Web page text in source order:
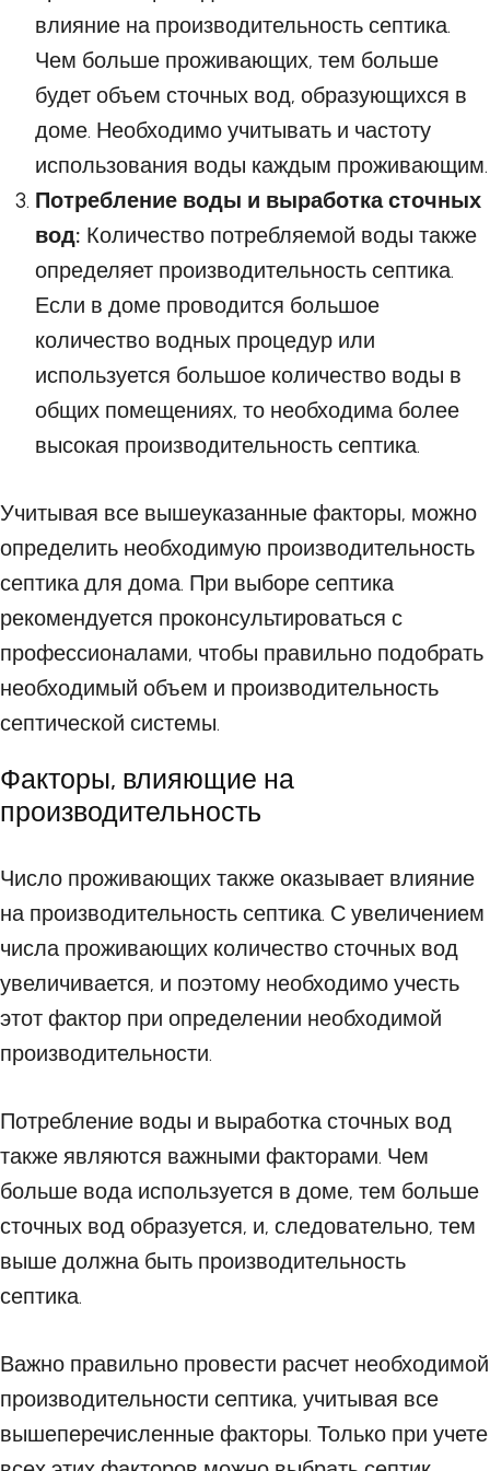
влияние на производительность септика.
Чем больше проживающих, тем больше
будет объем сточных вод, образующихся в
доме. Необходимо учитывать и частоту
использования воды каждым проживающим.
Потребление воды и выработка сточных
вод: Количество потребляемой воды также
определяет производительность септика.
Если в доме проводится большое
количество водных процедур или
используется большое количество воды в
общих помещениях, то необходима более
высокая производительность септика.
Учитывая все вышеуказанные факторы, можно
определить необходимую производительность
септика для дома. При выборе септика
рекомендуется проконсультироваться с
профессионалами, чтобы правильно подобрать
необходимый объем и производительность
септической системы.
Факторы, влияющие на
производительность
Число проживающих также оказывает влияние
на производительность септика. С увеличением
числа проживающих количество сточных вод
увеличивается, и поэтому необходимо учесть
этот фактор при определении необходимой
производительности.
Потребление воды и выработка сточных вод
также являются важными факторами. Чем
больше вода используется в доме, тем больше
сточных вод образуется, и, следовательно, тем
выше должна быть производительность
септика.
Важно правильно провести расчет необходимой
производительности септика, учитывая все
вышеперечисленные факторы. Только при учете